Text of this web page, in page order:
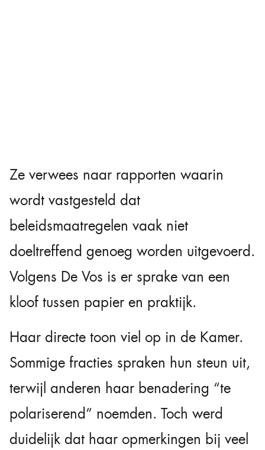
Ze verwees naar rapporten waarin
wordt vastgesteld dat
beleidsmaatregelen vaak niet
doeltreffend genoeg worden uitgevoerd.
Volgens De Vos is er sprake van een
kloof tussen papier en praktijk.
Haar directe toon viel op in de Kamer.
Sommige fracties spraken hun steun uit,
terwijl anderen haar benadering “te
polariserend” noemden. Toch werd
duidelijk dat haar opmerkingen bij veel